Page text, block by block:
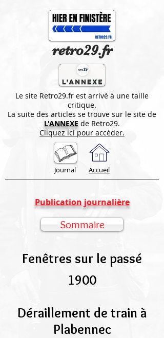
retro29.fr
Le site Retro29.fr est arrivé à une taille
critique.
La suite des articles se trouve sur le site de
L'ANNEXE de Retro29.
Cliquez ici pour accéder.
Journal Accueil
Publication journalière
Fenêtres sur le passé
1900
Déraillement de train à
Plabennec
Sommaire